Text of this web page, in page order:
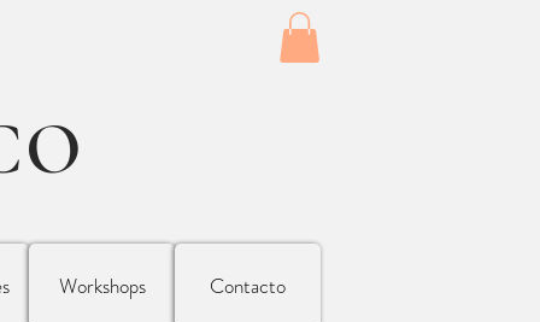
Workshops Contacto